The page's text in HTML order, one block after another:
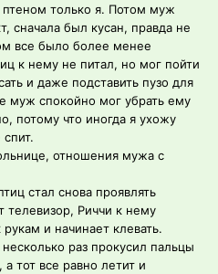
только я. Потом муж
сначала был кусан, правда не
все было более менее
к нему не питал, но мог пойти
и даже подставить пузо для
муж спокойно мог убрать ему
потому что иногда я ухожу
отношения мужа с
стал снова проявлять
телевизор, Риччи к нему
и начинает клевать.
раз прокусил пальцы
тот все равно летит и